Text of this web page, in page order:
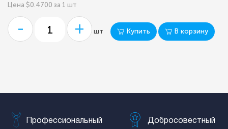
Цена $0.4700 за 1 шт
- + шт Купить В корзину
Профессиональный Добросовестный